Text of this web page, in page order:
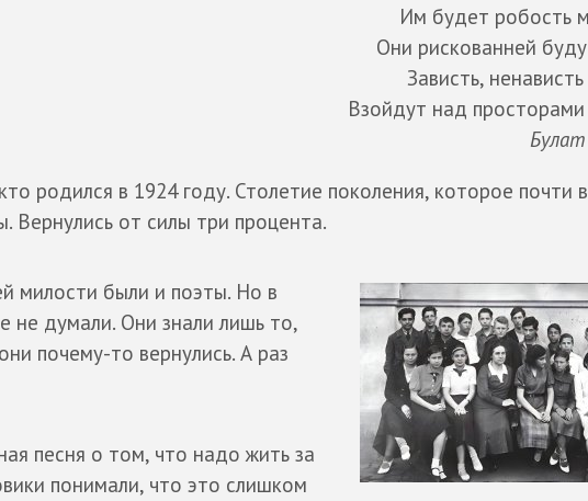
Им будет робость
Они рискованней
Зависть,
Взойдут над
родился в 1924 году. Столетие поколения, которое почти
Вернулись от силы три процента.
милости были и поэты. Но в
не думали. Они знали лишь то,
почему-то вернулись. А раз
песня о том, что надо жить за
понимали, что это слишком